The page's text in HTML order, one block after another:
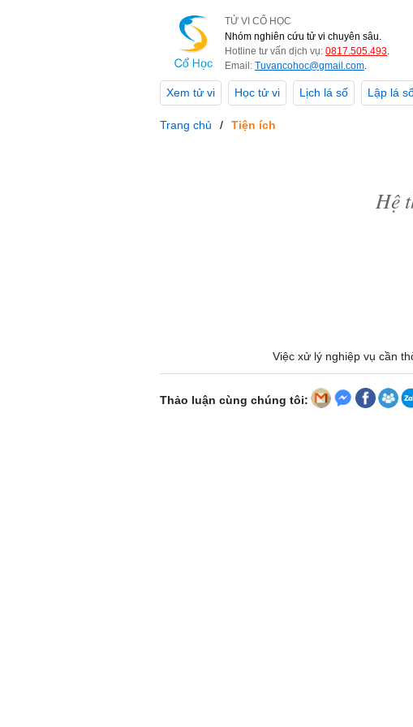
TỬ VI CỔ HỌC
Nhóm nghiên cứu tử vi chuyên sâu.
Hotline tư vấn dịch vụ: 0817.505.493.
Email: Tuvancohoc@gmail.com.
Xem tử vi Học tử vi Lịch lá số Lập lá
Trang chủ Tiện ích
Hệ
Việc xử lý nghiệp vụ cần
Thảo luận cùng chúng tôi: